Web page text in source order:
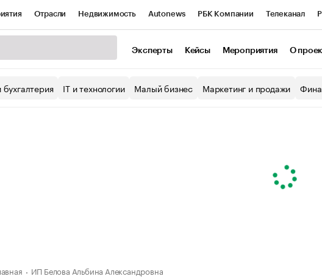
Отрасли Недвижимость Autonews РБК Компании Телеканал
Экономика Бизнес
Эксперты Кейсы Мероприятия О
IT и технологии Малый бизнес Маркетинг и продажи
ИП Белова Альбина Александровна